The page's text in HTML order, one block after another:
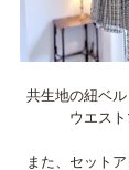
共生地の紐ベ
ウエスト
また、セット